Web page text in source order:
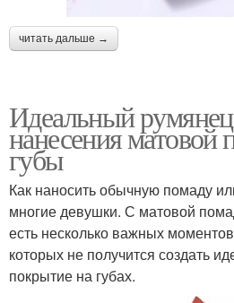
читать дальше →
Идеальный
нанесения матовой
губы
Как наносить обычную помаду
многие девушки. С матовой
есть несколько важных
которых не получится создать
покрытие на губах.